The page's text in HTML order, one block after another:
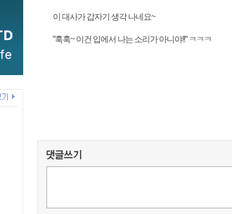
이 대사가 갑자기 생각 나네요~
"훅훅~ 이건 입에서 나는 소리가 아니야!!" ㅋㅋㅋ